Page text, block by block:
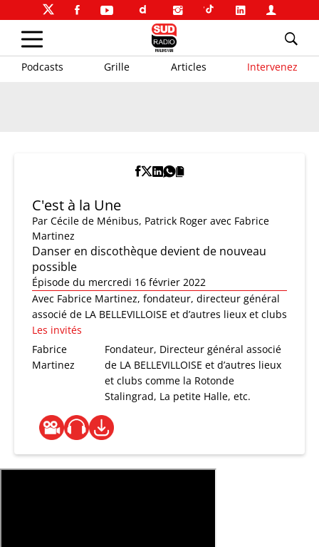
Podcasts Grille Articles Intervenez
C'est à la Une
Par Cécile de Ménibus, Patrick Roger avec Fabrice
Martinez
Danser en discothèque devient de nouveau
possible
Épisode du mercredi 16 février 2022
Avec Fabrice Martinez, fondateur, directeur général
associé de LA BELLEVILLOISE et d’autres lieux et clubs
Les invités
Fabrice
Martinez
Fondateur, Directeur général associé
de LA BELLEVILLOISE et d’autres lieux
et clubs comme la Rotonde
Stalingrad, La petite Halle, etc.